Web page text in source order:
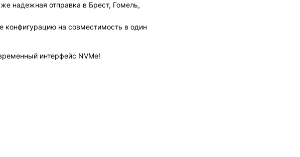
надежная отправка в Брест, Гомель,
конфигурацию на совместимость в один
интерфейс NVMe!